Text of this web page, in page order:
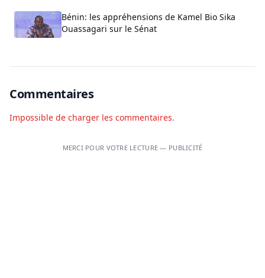
Bénin: les appréhensions de Kamel Bio Sika
Ouassagari sur le Sénat
Commentaires
Impossible de charger les commentaires.
MERCI POUR VOTRE LECTURE — PUBLICITÉ